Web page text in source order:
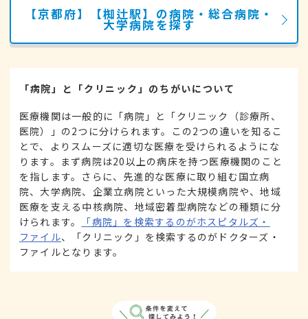
【京都府】【椥辻駅】の病院・総合病院・
大学病院を探す
「病院」と「クリニック」のちがいについて
医療機関は一般的に「病院」と「クリニック（診療所、
医院）」の2つに分けられます。この2つの違いを知るこ
とで、よりスムーズに適切な医療を受けられるようにな
ります。まず病院は20以上の病床を持つ医療機関のこと
を指します。さらに、先進的な医療に取り組む国立病
院、大学病院、企業立病院といった大規模病院や、地域
医療を支える中核病院、地域密着型病院などの種類に分
けられます。
「病院」を検索するのがホスピタルズ・
ファイル、「クリニック」を検索するのがドクターズ・
ファイルとなります。